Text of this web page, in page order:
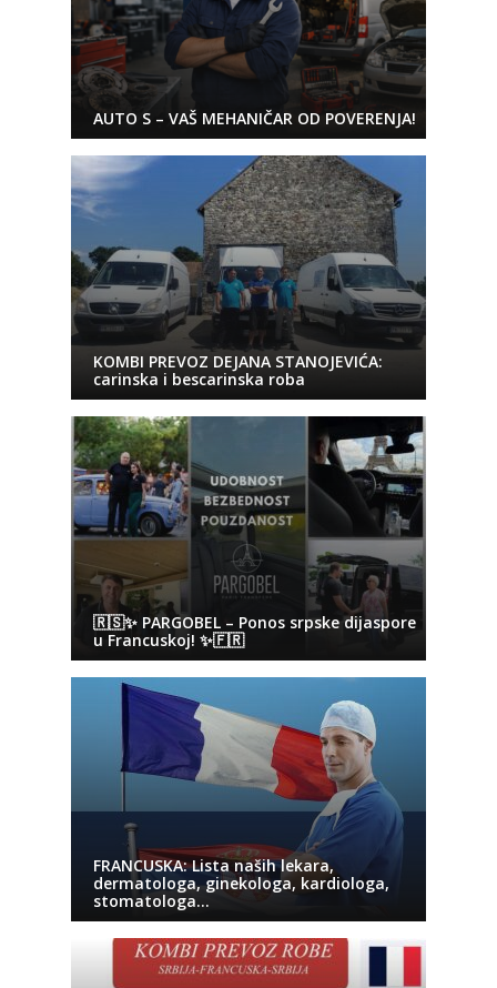
AUTO S – VAŠ MEHANIČAR OD POVERENJA!
KOMBI PREVOZ DEJANA STANOJEVIĆA:
carinska i bescarinska roba
🇷🇸✨ PARGOBEL – Ponos srpske dijaspore
u Francuskoj! ✨🇫🇷
FRANCUSKA: Lista naših lekara,
dermatologa, ginekologa, kardiologa,
stomatologa…